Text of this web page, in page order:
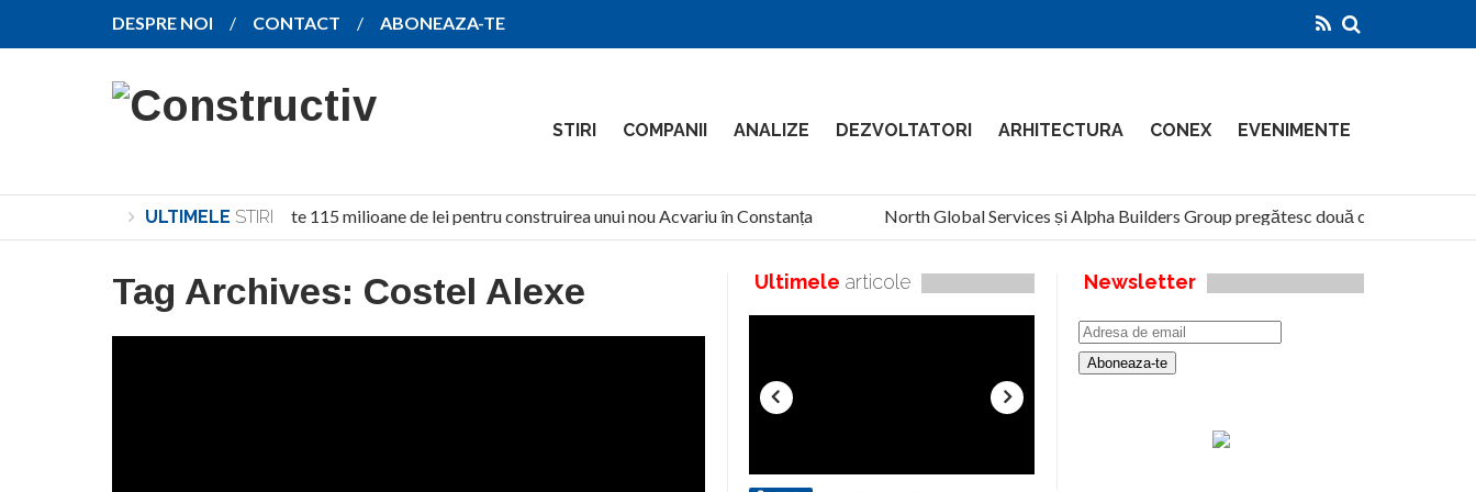
DESPRE NOI CONTACT ABONEAZA-TE
STIRI COMPANII ANALIZE DEZVOLTATORI ARHITECTURA CONEX EVENIMENTE
ULTIMELE STIRI
Investiție de peste 115 milioane de lei pentru construirea unui nou Acvariu în Constanța North Global Services și Alpha Builders Group pregătesc două clădiri de 14
Tag Archives: Costel Alexe Ultimele articole Newsletter